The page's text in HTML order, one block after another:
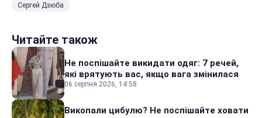
Сергей Дзюба
Читайте також
Не поспішайте викидати одяг: 7 речей,
які врятують вас, якщо вага змінилася
06 серпня 2026, 14:58
Викопали цибулю? Не поспішайте ховати